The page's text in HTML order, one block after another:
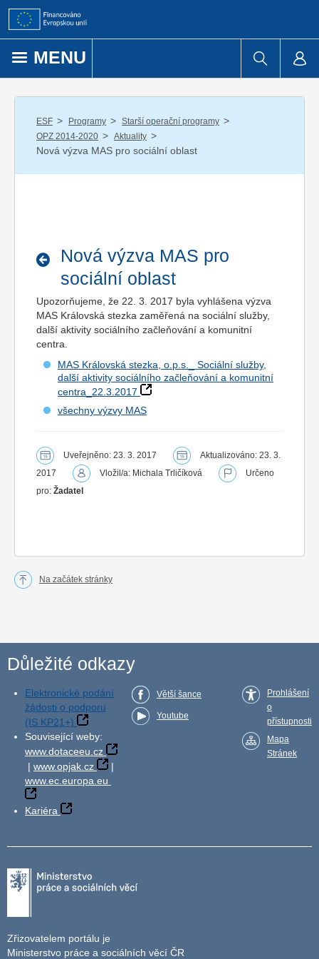
Přejít k obsahu
MENU
ESF / Programy / Starší operační programy /
OPZ 2014-2020 / Aktuality /
Nová výzva MAS pro sociální oblast
Nová výzva MAS pro
sociální oblast
Upozorňujeme, že 22. 3. 2017 byla vyhlášena výzva
MAS Královská stezka zaměřená na sociální služby,
další aktivity sociálního začleňování a komunitní
centra.
MAS Královská stezka, o.p.s._ Sociální služby,
další aktivity sociálního začleňování a komunitní
centra_22.3.2017
všechny výzvy MAS
Uveřejněno: 23. 3. 2017
Aktualizováno: 23. 3.
2017
Vložil/a: Michala Trličíková
Určeno
pro: Žadatel
Na začátek stránky
Důležité odkazy
Elektronické podání
žádosti o podporu
(IS KP21+)
Související weby:
www.dotaceeu.cz
| www.opjak.cz
|
www.ec.europa.eu
Kariéra
Větší šance
Youtube
Prohlášení
o
přístupnosti
Mapa
Stránek
Zřizovatelem portálu je
Ministerstvo práce a sociálních věcí ČR